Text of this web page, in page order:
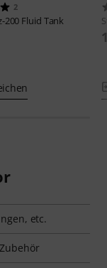
2
200 Fluid Tank
etc.